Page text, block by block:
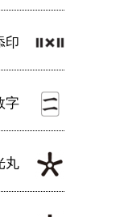
印
字
丸